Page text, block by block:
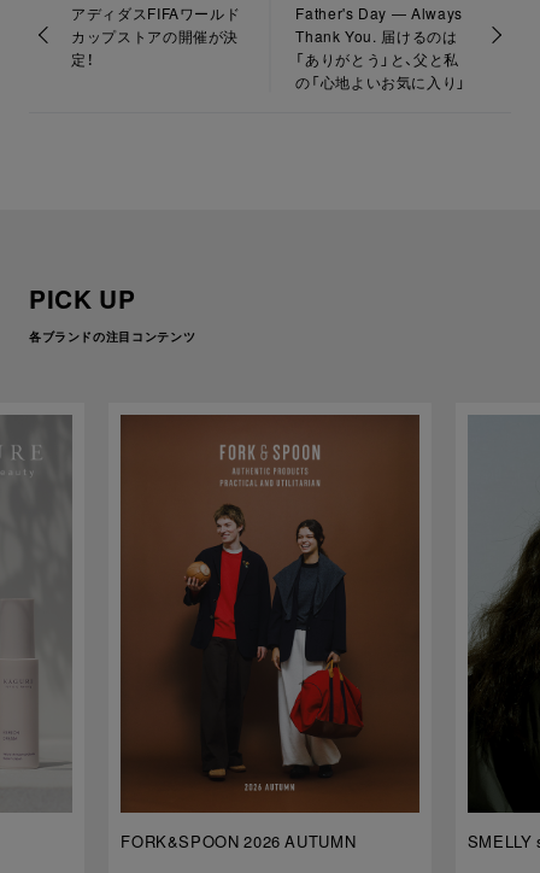
アディダスFIFAワールド
カップストアの開催が決
定！
Father's Day — Always
Thank You. 届けるのは
「ありがとう」と、父と私
の「心地よいお気に入り」
PICK UP
各ブランドの注目コンテンツ
FORK&SPOON 2026 AUTUMN SMELLY